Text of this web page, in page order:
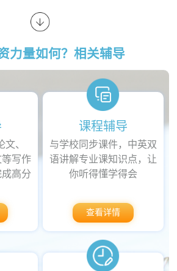
力量如何？相关辅导
文、
等写作
高分
课程辅导
与学校同步课件，中英双
语讲解专业课知识点，让
你听得懂学得会
查看详情